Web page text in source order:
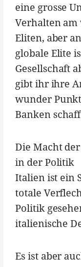
eine grosse
Verhalten
Eliten, aber
globale Elite
Gesellschaft
gibt ihr ihre
wunder
Banken
Die Macht
in der Politik
Italien ist ein
totale
Politik
italienische
Es ist aber